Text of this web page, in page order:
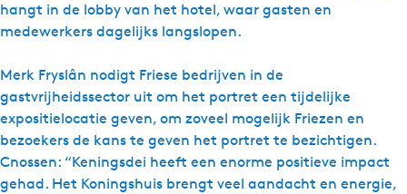
hangt in de lobby van het hotel, waar gasten en
medewerkers dagelijks langslopen.
Merk Fryslân nodigt Friese bedrijven in de
gastvrijheidssector uit om het portret een tijdelijke
expositielocatie geven, om zoveel mogelijk Friezen en
bezoekers de kans te geven het portret te bezichtigen.
Cnossen: “Keningsdei heeft een enorme positieve impact
gehad. Het Koningshuis brengt veel aandacht en energie,